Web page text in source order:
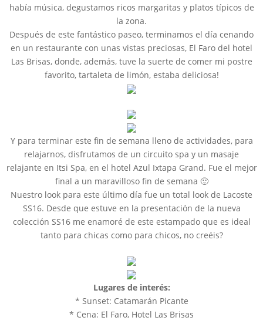
había música, degustamos ricos margaritas y platos típicos de
la zona.
Después de este fantástico paseo, terminamos el día cenando
en un restaurante con unas vistas preciosas, El Faro del hotel
Las Brisas, donde, además, tuve la suerte de comer mi postre
favorito, tartaleta de limón, estaba deliciosa!
Y para terminar este fin de semana lleno de actividades, para
relajarnos, disfrutamos de un circuito spa y un masaje
relajante en Itsi Spa, en el hotel Azul Ixtapa Grand. Fue el mejor
final a un maravilloso fin de semana 🙂
Nuestro look para este último día fue un total look de Lacoste
SS16. Desde que estuve en la presentación de la nueva
colección SS16 me enamoré de este estampado que es ideal
tanto para chicas como para chicos, no creéis?
Lugares de interés:
* Sunset: Catamarán Picante
* Cena: El Faro, Hotel Las Brisas